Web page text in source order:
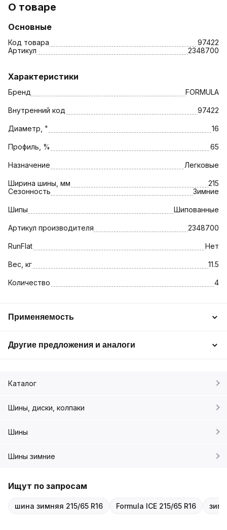
О товаре
Основные
Код товара
97422
Артикул
2348700
Характеристики
Бренд FORMULA
Внутренний код 97422
Диаметр, " 16
Профиль, % 65
Назначение Легковые
Ширина шины, мм
215
Сезонность
Зимние
Шипы Шипованные
Артикул производителя 2348700
RunFlat Нет
Вес, кг 11.5
Количество 4
Применяемость
Другие предложения и аналоги
Каталог
Шины, диски, колпаки
Шины
Шины зимние
Ищут по запросам
шина зимняя 215/65 R16 Formula ICE 215/65 R16